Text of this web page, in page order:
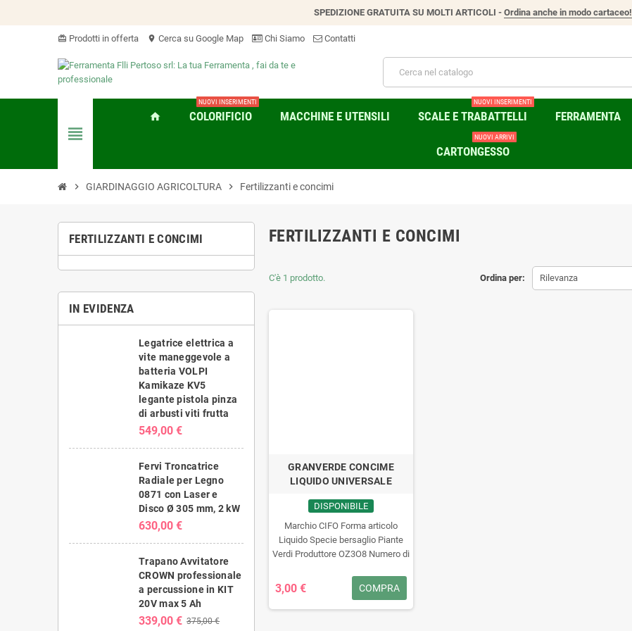
SPEDIZIONE GRATUITA SU MOLTI ARTICOLI - Ordina anche in modo cartaceo!
card_giftcard Prodotti in offerta location_on Cerca su Google Map Chi Siamo Contatti
view_headline
home COLORIFICIO
NUOVI INSERIMENTI
MACCHINE E UTENSILI SCALE E TRABATTELLI
NUOVI INSERIMENTI
FERRAMENTA
CARTONGESSO
NUOVI ARRIVI
chevron_right GIARDINAGGIO AGRICOLTURA chevron_right Fertilizzanti e concimi
FERTILIZZANTI E CONCIMI
IN EVIDENZA
Legatrice elettrica a
vite maneggevole a
batteria VOLPI
Kamikaze KV5
legante pistola pinza
di arbusti viti frutta
549,00 €
Fervi Troncatrice
Radiale per Legno
0871 con Laser e
Disco Ø 305 mm, 2 kW
630,00 €
Trapano Avvitatore
CROWN professionale
a percussione in KIT
20V max 5 Ah
339,00 € 375,00 €
FERTILIZZANTI E CONCIMI
Ordina per: Rilevanza
C'è 1 prodotto.
GRANVERDE CONCIME
LIQUIDO UNIVERSALE
DISPONIBILE
Marchio CIFO Forma articolo
Liquido Specie bersaglio Piante
Verdi Produttore OZ3O8 Numero di
completo ed equilibrato per tutte le
piante Granverde concime
universale è ideale per la
3,00 € COMPRA